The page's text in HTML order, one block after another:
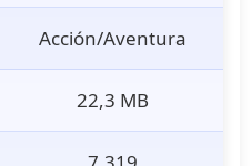
Acción/Aventura
22,3 MB